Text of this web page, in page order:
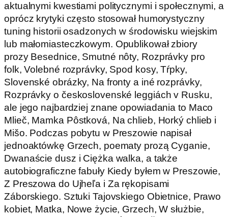
aktualnymi kwestiami politycznymi i społecznymi, a
oprócz krytyki często stosował humorystyczny
tuning historii osadzonych w środowisku wiejskim
lub małomiasteczkowym. Opublikował zbiory
prozy Besednice, Smutné nôty, Rozprávky pro
folk, Volebné rozprávky, Spod kosy, Tŕpky,
Slovenské obrázky, Na fronty a iné rozprávky,
Rozprávky o československé leggiách v Rusku,
ale jego najbardziej znane opowiadania to Maco
Mlieč, Mamka Pôstková, Na chlieb, Horký chlieb i
Mišo. Podczas pobytu w Preszowie napisał
jednoaktówkę Grzech, poematy prozą Cyganie,
Dwanaście dusz i Ciężka walka, a także
autobiograficzne fabuły Kiedy byłem w Preszowie,
Z Preszowa do Ujheľa i Za rękopisami
Záborskiego. Sztuki Tajovskiego Obietnice, Prawo
kobiet, Matka, Nowe życie, Grzech, W służbie,